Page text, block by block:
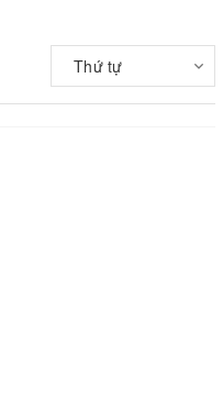
Thứ tự